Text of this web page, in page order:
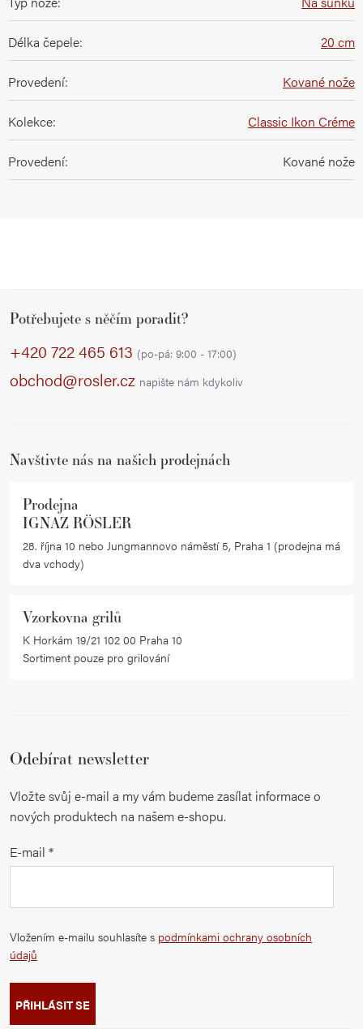
Délka čepele: 20 cm
Provedení: Kované nože
Kolekce: Classic Ikon Créme
Provedení: Kované nože
Potřebujete s něčím poradit?
+420 722 465 613 (po-pá: 9:00 - 17:00)
obchod@rosler.cz napište nám kdykoliv
Navštivte nás na našich prodejnách
Prodejna
IGNAZ RÖSLER
28. října 10 nebo Jungmannovo náměstí 5, Praha 1 (prodejna má
dva vchody)
Vzorkovna grilů
K Horkám 19/21 102 00 Praha 10
Sortiment pouze pro grilování
Odebírat newsletter
Vložte svůj e-mail a my vám budeme zasílat informace o
nových produktech na našem e-shopu.
E-mail
Vložením e-mailu souhlasíte s podmínkami ochrany osobních
údajů
PŘIHLÁSIT SE